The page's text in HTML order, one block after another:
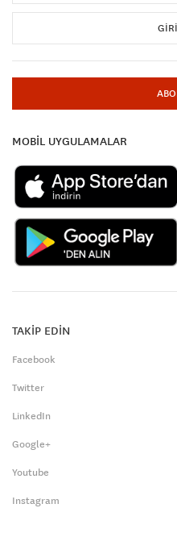
MOBİL UYGULAMALAR
TAKİP EDİN
Facebook
Twitter
LinkedIn
Google+
Youtube
Instagram